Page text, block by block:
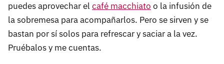
puedes aprovechar el café macchiato o la infusión de
la sobremesa para acompañarlos. Pero se sirven y se
bastan por sí solos para refrescar y saciar a la vez.
Pruébalos y me cuentas.